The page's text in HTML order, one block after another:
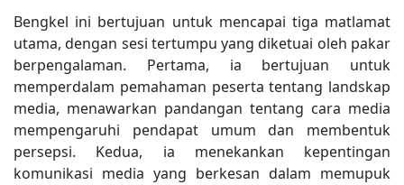
Bengkel ini bertujuan untuk mencapai tiga matlamat
utama, dengan sesi tertumpu yang diketuai oleh pakar
berpengalaman. Pertama, ia bertujuan untuk
memperdalam pemahaman peserta tentang landskap
media, menawarkan pandangan tentang cara media
mempengaruhi pendapat umum dan membentuk
persepsi. Kedua, ia menekankan kepentingan
komunikasi media yang berkesan dalam memupuk